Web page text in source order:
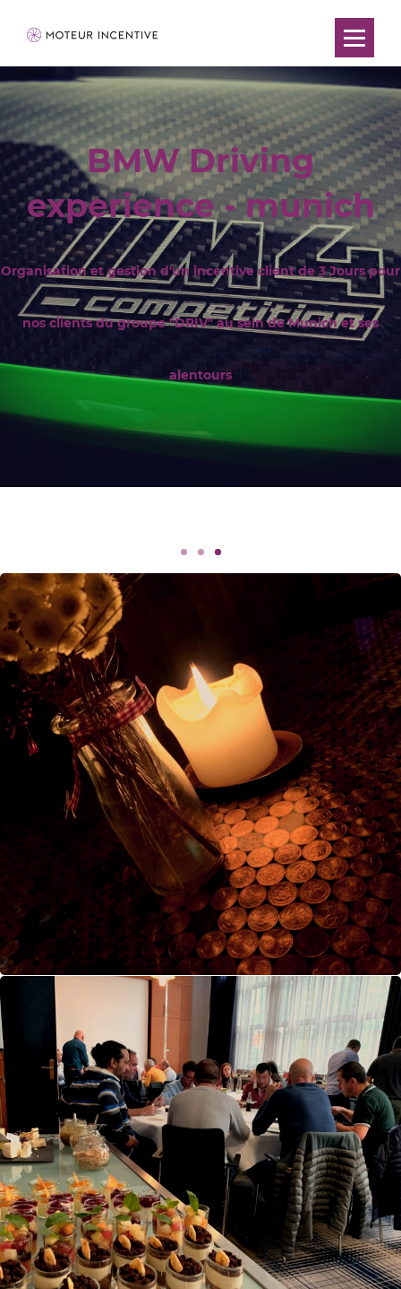
BMW Driving
experience - munich
Organisation et gestion d'un incentive client de 3 Jours pour
nos clients du groupe "DRIV" au sein de Munich et ses
alentours